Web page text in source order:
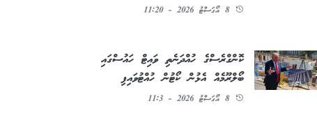
8 އޯގަސްޓު 2026 - 11:20
ކޮންގްރެސްގެ ހުއްދަނެތި ވައިޓް ހައުސްގައި
ބޯލްރޫމެއް އެޅުން ކޯޓުން ހުއްޓުވައިފި
8 އޯގަސްޓު 2026 - 11:3